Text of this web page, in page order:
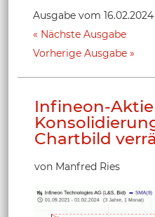
Ausgabe vom 16.02.2024
Nächste Ausgabe
Vorherige Ausgabe
Infineon-
Chartbild
von Manfred Ries